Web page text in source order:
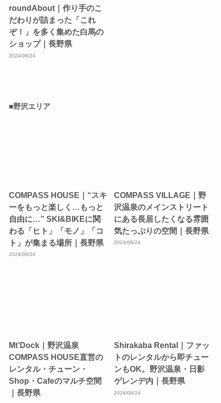
roundAbout｜作り手のこ
だわりが詰まった「これ
ぞ！」を多く集めた白馬の
ショップ｜長野県
2024/06/24
■野沢エリア
COMPASS HOUSE｜“スキ
ーをもっと楽しく…もっと
自由に…” SKI&BIKEに関
わる「ヒト」「モノ」「コ
ト」が集まる場所｜長野県
2024/06/24
COMPASS VILLAGE｜野
沢温泉のメインストリート
にある長居したくなる雰囲
気たっぷりの空間｜長野県
2024/06/24
Mt’Dock｜野沢温泉
COMPASS HOUSE直営の
レンタル・チューン・
Shop・Cafeのマルチ空間
｜長野県
Shirakaba Rental｜ファッ
トのレンタルから即チュー
ンもOK。野沢温泉・日影
ゲレンデ内｜長野県
2024/06/24